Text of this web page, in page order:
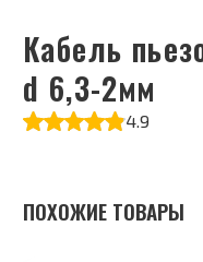
Кабель пьезорозжига L=300 мм
d 6,3-2мм
4.9
ПОХОЖИЕ ТОВАРЫ